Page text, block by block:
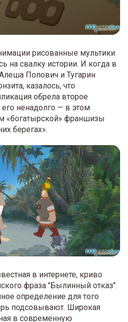
рисованные мультики
на свалку истории. И когда в
Попович и Тугарин
казалось, что
обрела второе
ненадолго — в этом
«богатырской» франшизы
берегах».
в интернете, криво
фраза "Былинный отказ".
определение для того
подсовывают. Широкая
в современную